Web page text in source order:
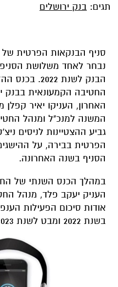
תגים: בנק ירושלים
סניף הבנקאות הפרטית של
נבחר לאחד משלושת
הבנק לשנת
החטיבה הקמעונאית בבנק
האחרון, העניקו יאיר
המשנה למנכ"ל ומנהל
גביע ההצטיינות לניסים
הפרטית בבירה, על
הסניף בשנה האחרונה.
במהלך הכנס השנתי של
העניק יעקב פלד, מנהל
אודות סיכום הפעילות
בשנת 2022 ומבט לשנת 2023.